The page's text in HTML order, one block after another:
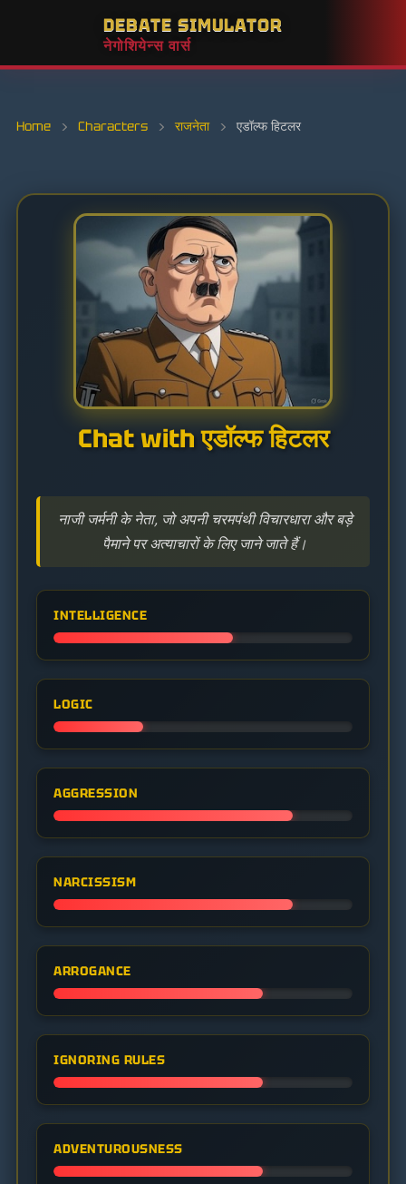
DEBATE SIMULATOR
नेगोशियेन्स वार्स
Home › Characters › राजनेता › एडॉल्फ हिटलर
Chat with एडॉल्फ हिटलर
नाजी जर्मनी के नेता, जो अपनी चरमपंथी विचारधारा और बड़े
पैमाने पर अत्याचारों के लिए जाने जाते हैं।
INTELLIGENCE
LOGIC
AGGRESSION
NARCISSISM
ARROGANCE
IGNORING RULES
ADVENTUROUSNESS